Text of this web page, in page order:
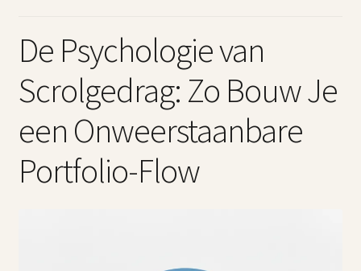
Shop
About Me
Contact
De Psychologie van
Scrolgedrag: Zo Bouw Je
een Onweerstaanbare
Portfolio-Flow